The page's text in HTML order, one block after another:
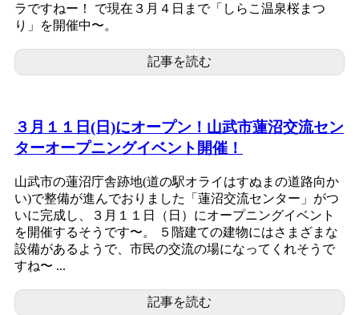
ラですねー！ で現在３月４日まで「しらこ温泉桜まつ
り」を開催中〜。
記事を読む
３月１１日(日)にオープン！山武市蓮沼交流セン
ターオープニングイベント開催！
山武市の蓮沼庁舎跡地(道の駅オライはすぬまの道路向か
い)で整備が進んでおりました「蓮沼交流センター」がつ
いに完成し、３月１１日（日）にオープニングイベント
を開催するそうです〜。 ５階建ての建物にはさまざまな
設備があるようで、市民の交流の場になってくれそうで
すね〜 ...
記事を読む